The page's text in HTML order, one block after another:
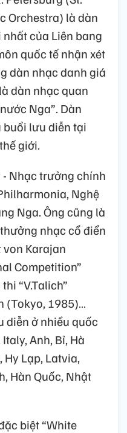
Orchestra) là dàn
của Liên bang
quốc tế nhận xét
dàn nhạc danh giá
dàn nhạc quan
Nga”. Dàn
lưu diễn tại
giới.
Nhạc trưởng chính
Nghệ
Nga. Ông cũng là
nhạc cổ điển
von Karajan
Competition”
“V.Talich”
(Tokyo, 1985)…
diễn ở nhiều quốc
Anh, Bỉ, Hà
Hy Lạp, Latvia,
Hàn Quốc, Nhật
biệt “White